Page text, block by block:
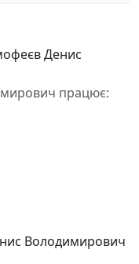
Денис
працює:
Володимирович